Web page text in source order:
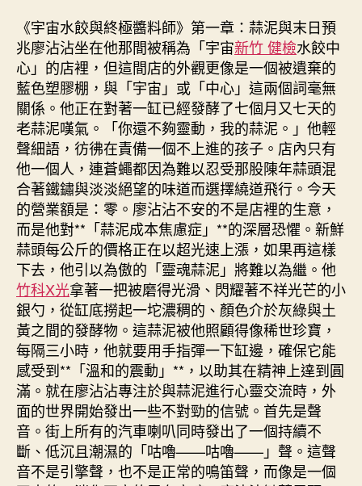
《宇宙水餃與終極醬料師》第一章：蒜泥與末日預
兆廖沾沾坐在他那間被稱為「宇宙新竹 健檢水餃中
心」的店裡，但這間店的外觀更像是一個被遺棄的
藍色塑膠棚，與「宇宙」或「中心」這兩個詞毫無
關係。他正在對著一缸已經發酵了七個月又七天的
老蒜泥嘆氣。「你還不夠靈動，我的蒜泥。」他輕
聲細語，彷彿在責備一個不上進的孩子。店內只有
他一個人，連蒼蠅都因為難以忍受那股陳年蒜頭混
合著鐵鏽與淡淡絕望的味道而選擇繞道飛行。今天
的營業額是：零。廖沾沾不安的不是店裡的生意，
而是他對**「蒜泥成本焦慮症」**的深層恐懼。新鮮
蒜頭每公斤的價格正在以超光速上漲，如果再這樣
下去，他引以為傲的「靈魂蒜泥」將難以為繼。他
竹科X光拿著一把被磨得光滑、閃耀著不祥光芒的小
銀勺，從缸底撈起一坨濃稠的、顏色介於灰綠與土
黃之間的發酵物。這蒜泥被他照顧得像稀世珍寶，
每隔三小時，他就要用手指彈一下缸邊，確保它能
感受到**「溫和的震動」**，以助其在精神上達到圓
滿。就在廖沾沾專注於與蒜泥進行心靈交流時，外
面的世界開始發出一些不對勁的信號。首先是聲
音。街上所有的汽車喇叭同時發出了一個持續不
斷、低沉且潮濕的「咕嚕——咕嚕——」聲。這聲
音不是引擎聲，也不是正常的鳴笛聲，而像是一個